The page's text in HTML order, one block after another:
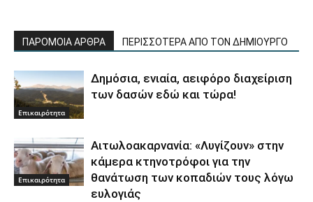
ΠΑΡΟΜΟΙΑ ΑΡΘΡΑ ΠΕΡΙΣΣΟΤΕΡΑ ΑΠΟ ΤΟΝ ΔΗΜΙΟΥΡΓΟ
Επικαιρότητα
Δημόσια, ενιαία, αειφόρο διαχείριση
των δασών εδώ και τώρα!
Επικαιρότητα
Αιτωλοακαρνανία: «Λυγίζουν» στην
κάμερα κτηνοτρόφοι για την
θανάτωση των κοπαδιών τους λόγω
ευλογιάς